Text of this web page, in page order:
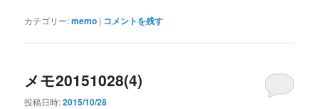
カテゴリー:memo | コメントを残す
メモ20151028(4)
投稿日時:2015/10/28